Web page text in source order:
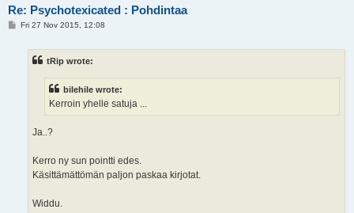
Re: Psychotexicated : Pohdintaa
PFri 27 Nov 2015, 12:08
tRip wrote:
bilehile wrote:
Kerroin yhelle satuja ...
Ja..?
Kerro ny sun pointti edes.
Käsittämättömän paljon paskaa kirjotat.
Widdu.